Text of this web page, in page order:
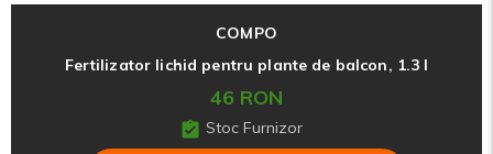
COMPO
Fertilizator lichid pentru plante de balcon, 1.3 l
46 RON
Stoc Furnizor